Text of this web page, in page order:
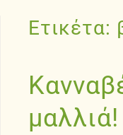
Ετικέτα:
μαλλιά!